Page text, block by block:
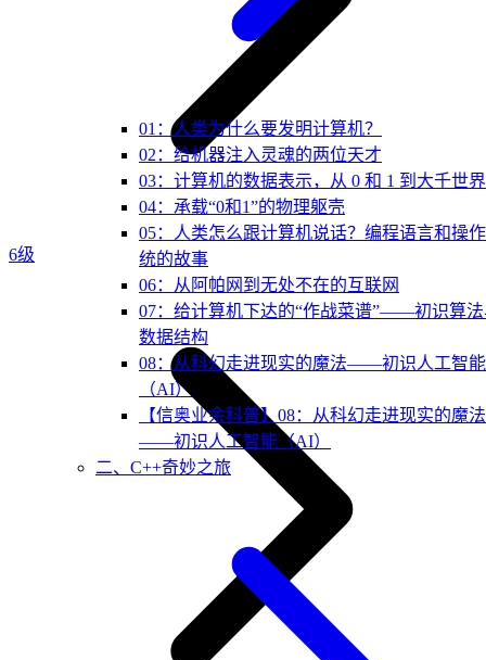
01：人类为什么要发明计算机？
02：给机器注入灵魂的两位天才
03：计算机的数据表示，从 0 和 1 到大千世界
04：承载“0和1”的物理躯壳
05：人类怎么跟计算机说话？编程语言和操
统的故事
06：从阿帕网到无处不在的互联网
07：给计算机下达的“作战菜谱”——初识算
数据结构
08：从科幻走进现实的魔法——初识人工智能
（AI）
【信奥业余科普】08：从科幻走进现实的魔法
——初识人工智能（AI）
二、C++奇妙之旅
6级